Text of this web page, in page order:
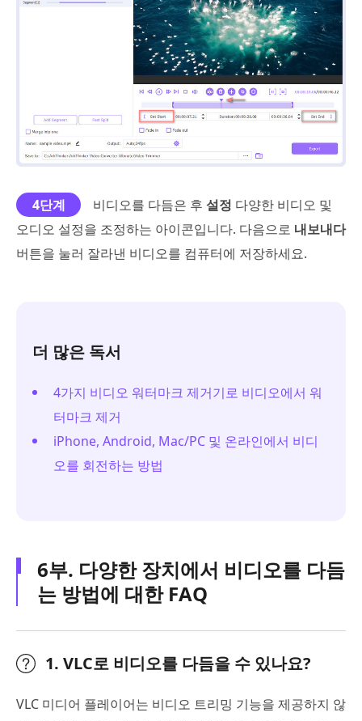
4단계 비디오를 다듬은 후 설정 다양한 비디오 및
오디오 설정을 조정하는 아이콘입니다. 다음으로 내보내다
버튼을 눌러 잘라낸 비디오를 컴퓨터에 저장하세요.
더 많은 독서
4가지 비디오 워터마크 제거기로 비디오에서 워
터마크 제거
iPhone, Android, Mac/PC 및 온라인에서 비디
오를 회전하는 방법
6부. 다양한 장치에서 비디오를 다듬
는 방법에 대한 FAQ
1. VLC로 비디오를 다듬을 수 있나요?
VLC 미디어 플레이어는 비디오 트리밍 기능을 제공하지 않